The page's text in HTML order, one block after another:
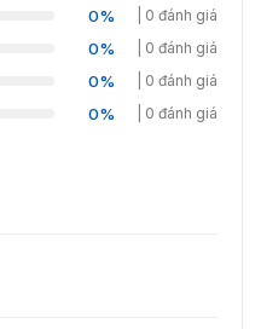
0% | 0 đánh giá
0% | 0 đánh giá
0% | 0 đánh giá
0% | 0 đánh giá